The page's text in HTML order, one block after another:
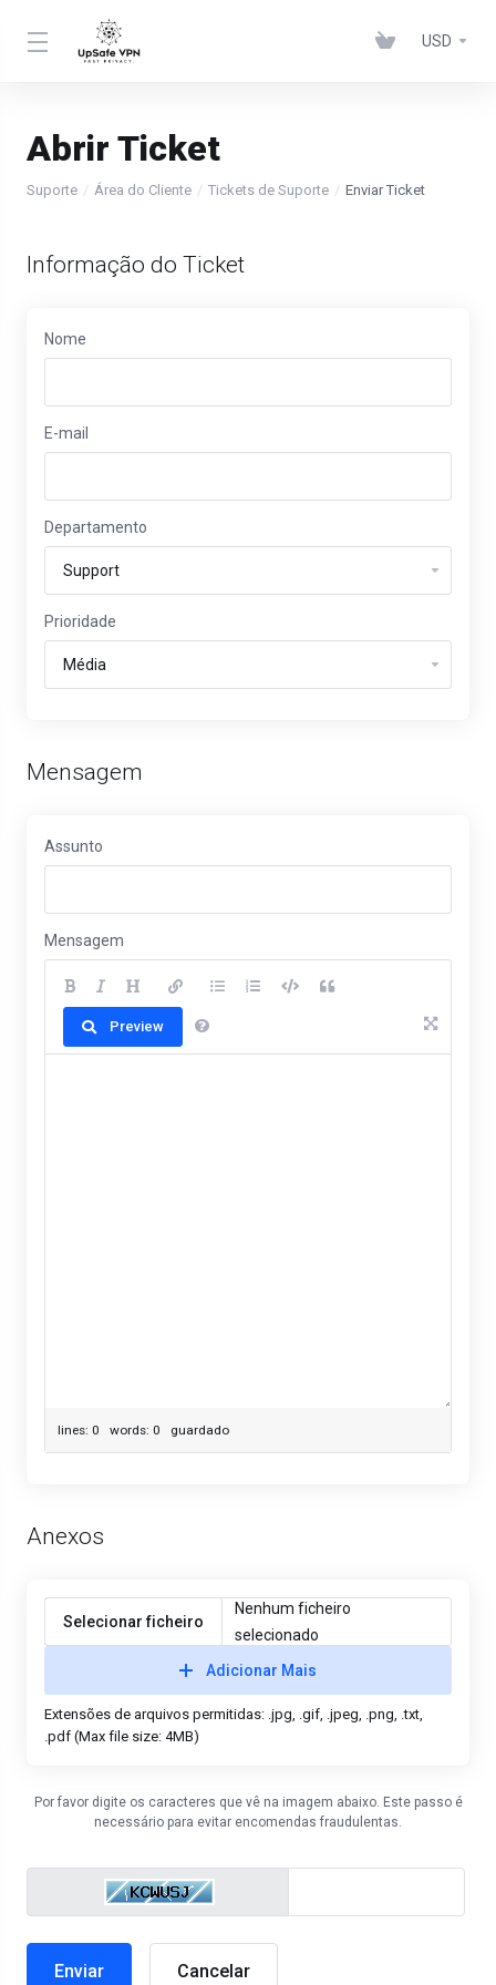
USD
Abrir Ticket
Suporte Área do Cliente Tickets de Suporte Enviar Ticket
Informação do Ticket
Nome
E-mail
Departamento
Prioridade
Mensagem
Assunto
Mensagem
Preview
lines: 0 words: 0 guardado
Anexos
Selecionar ficheiro
Nenhum ficheiro
selecionado
Adicionar Mais
Extensões de arquivos permitidas: .jpg, .gif, .jpeg, .png, .txt,
.pdf (Max file size: 4MB)
Por favor digite os caracteres que vê na imagem abaixo. Este passo é
necessário para evitar encomendas fraudulentas.
Cancelar